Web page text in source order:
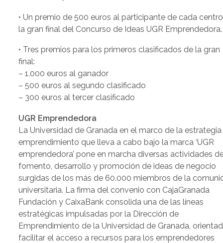
• Un premio de 500 euros al participante de cada
la gran final del Concurso de Ideas UGR Emprendedora.
• Tres premios para los primeros clasificados de la gran
final:
– 1.000 euros al ganador
– 500 euros al segundo clasificado
– 300 euros al tercer clasificado
UGR Emprendedora
La Universidad de Granada en el marco de la
emprendimiento que lleva a cabo bajo la marca ‘UGR
emprendedora’ pone en marcha diversas actividades
fomento, desarrollo y promoción de ideas de negocio
surgidas de los más de 60.000 miembros de la
universitaria. La firma del convenio con CajaGranada
Fundación y CaixaBank consolida una de las líneas
estratégicas impulsadas por la Dirección de
Emprendimiento de la Universidad de Granada,
facilitar el acceso a recursos para los emprendedores